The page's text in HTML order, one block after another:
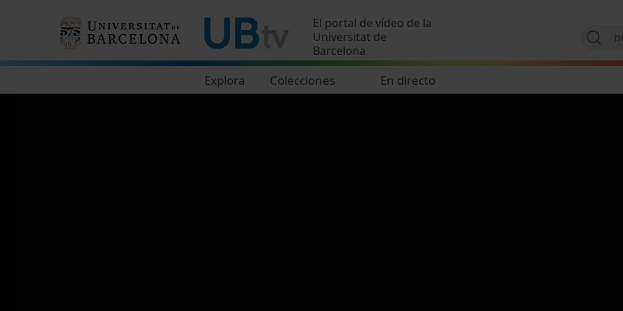
El portal de vídeo de la
Universitat de
Barcelona
Explora Colecciones En directo